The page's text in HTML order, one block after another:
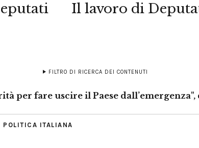
Il lavoro di
FILTRO DI RICERCA DEI CONTENUTI
per fare uscire il Paese
POLITICA ITALIANA